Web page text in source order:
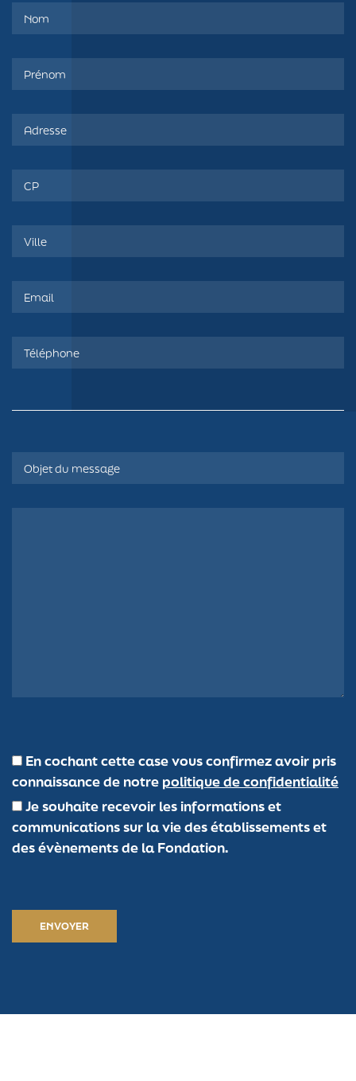
En cochant cette case vous confirmez avoir pris
connaissance de notre politique de confidentialité
Je souhaite recevoir les informations et
communications sur la vie des établissements et
des évènements de la Fondation.